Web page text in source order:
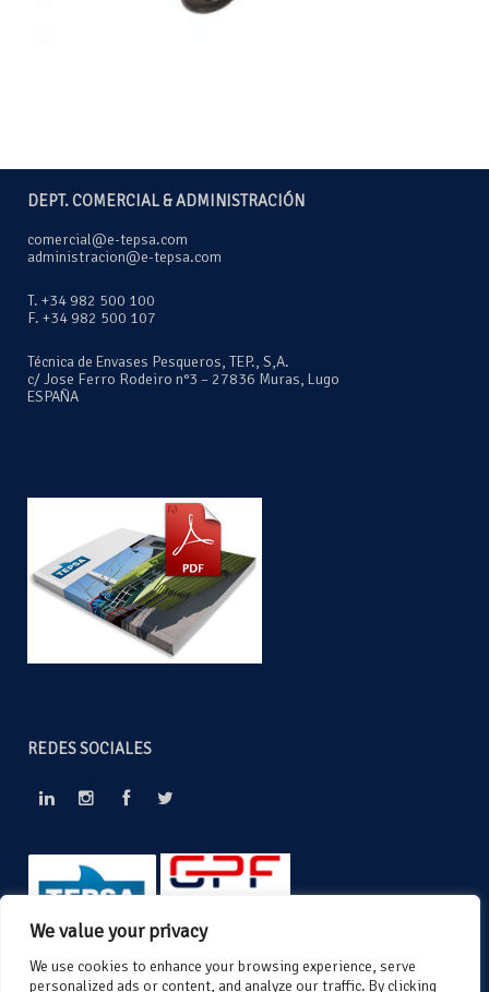
We value your privacy
We use cookies to enhance your browsing experience, serve
personalized ads or content, and analyze our traffic. By clicking
DEPT. COMERCIAL & ADMINISTRACIÓN
comercial@e-tepsa.com
administracion@e-tepsa.com
T. +34 982 500 100
F. +34 982 500 107
Técnica de Envases Pesqueros, TEP., S,A.
c/ Jose Ferro Rodeiro n°3 – 27836 Muras, Lugo
ESPAÑA
REDES SOCIALES